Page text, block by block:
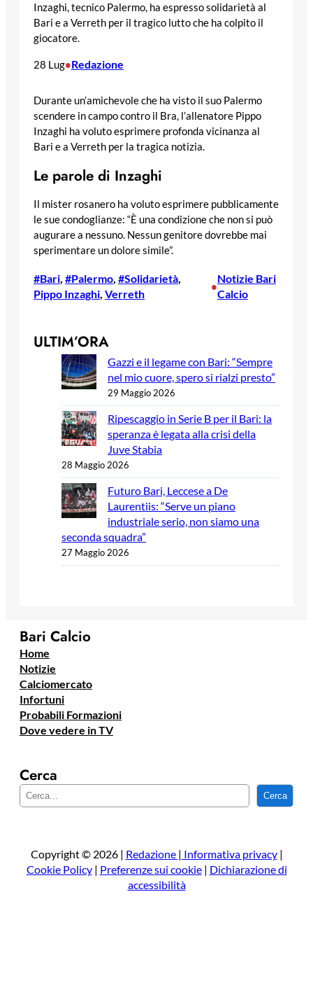
Inzaghi, tecnico Palermo, ha espresso solidarietà al
Bari e a Verreth per il tragico lutto che ha colpito il
giocatore.
28 Lug•Redazione
Durante un’amichevole che ha visto il suo Palermo
scendere in campo contro il Bra, l’allenatore Pippo
Inzaghi ha voluto esprimere profonda vicinanza al
Bari e a Verreth per la tragica notizia.
Le parole di Inzaghi
Il mister rosanero ha voluto esprimere pubblicamente
le sue condoglianze: “È una condizione che non si può
augurare a nessuno. Nessun genitore dovrebbe mai
sperimentare un dolore simile”.
#Bari, #Palermo, #Solidarietà
Pippo Inzaghi, Verreth
•
Notizie Bari
Calcio
ULTIM’ORA
Gazzi e il legame con Bari: “Sempre
nel mio cuore, spero si rialzi presto”
29 Maggio 2026
Ripescaggio in Serie B per il Bari: la
speranza è legata alla crisi della
Juve Stabia
28 Maggio 2026
Futuro Bari, Leccese a De
Laurentiis: “Serve un piano
industriale serio, non siamo una
seconda squadra”
27 Maggio 2026
Bari Calcio
Home
Notizie
Calciomercato
Infortuni
Probabili Formazioni
Dove vedere in TV
Cerca
e
a
Cerca
Copyright © 2026 | Redazione | Informativa privacy|
Cookie Policy| Preferenze sui cookie| Dichiarazione di
accessibilità